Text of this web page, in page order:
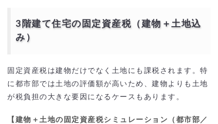
3階建て住宅の固定資産税（建物＋土地込
み）
固定資産税は建物だけでなく土地にも課税されます。特
に都市部では土地の評価額が高いため、建物よりも土地
が税負担の大きな要因になるケースもあります。
【建物＋土地の固定資産税シミュレーション（都市部／